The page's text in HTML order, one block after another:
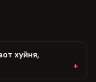
хуйня,